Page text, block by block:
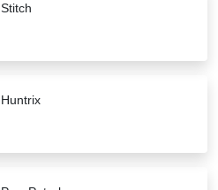
Stitch
Huntrix